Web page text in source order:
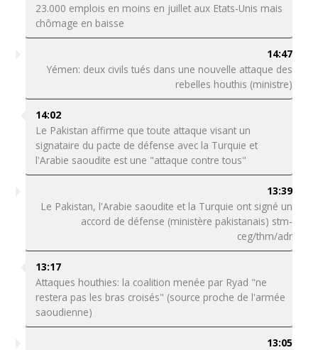
23.000 emplois en moins en juillet aux Etats-Unis mais
chômage en baisse
14:47
Yémen: deux civils tués dans une nouvelle attaque des
rebelles houthis (ministre)
14:02
Le Pakistan affirme que toute attaque visant un
signataire du pacte de défense avec la Turquie et
l'Arabie saoudite est une "attaque contre tous"
13:39
Le Pakistan, l'Arabie saoudite et la Turquie ont signé un
accord de défense (ministère pakistanais) stm-
ceg/thm/adr
13:17
Attaques houthies: la coalition menée par Ryad "ne
restera pas les bras croisés" (source proche de l'armée
saoudienne)
13:05